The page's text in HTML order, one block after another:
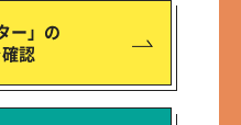
ー」の
認